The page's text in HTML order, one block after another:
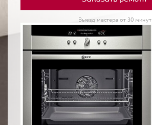
Выезд мастера от 30 минут